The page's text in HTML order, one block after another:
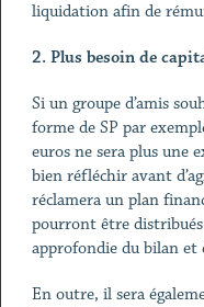
liquidation afin de
2. Plus besoin de
Si un groupe d’amis
forme de SP par
euros ne sera plus une
bien réfléchir avant
réclamera un plan
pourront être distribués
approfondie du bilan et
En outre, il sera